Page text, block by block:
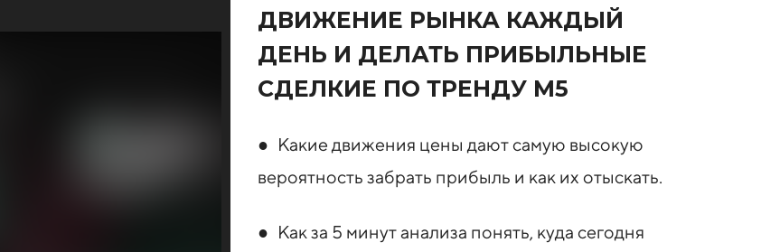
ДВИЖЕНИЕ РЫНКА КАЖДЫЙ
ДЕНЬ И ДЕЛАТЬ ПРИБЫЛЬНЫЕ
СДЕЛКИЕ ПО ТРЕНДУ М5
● Какие движения цены дают самую высокую
вероятность забрать прибыль и как их отыскать.
● Как за 5 минут анализа понять, куда сегодня